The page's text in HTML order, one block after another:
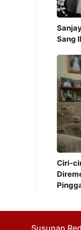
Sang
Ciri-
Susunan